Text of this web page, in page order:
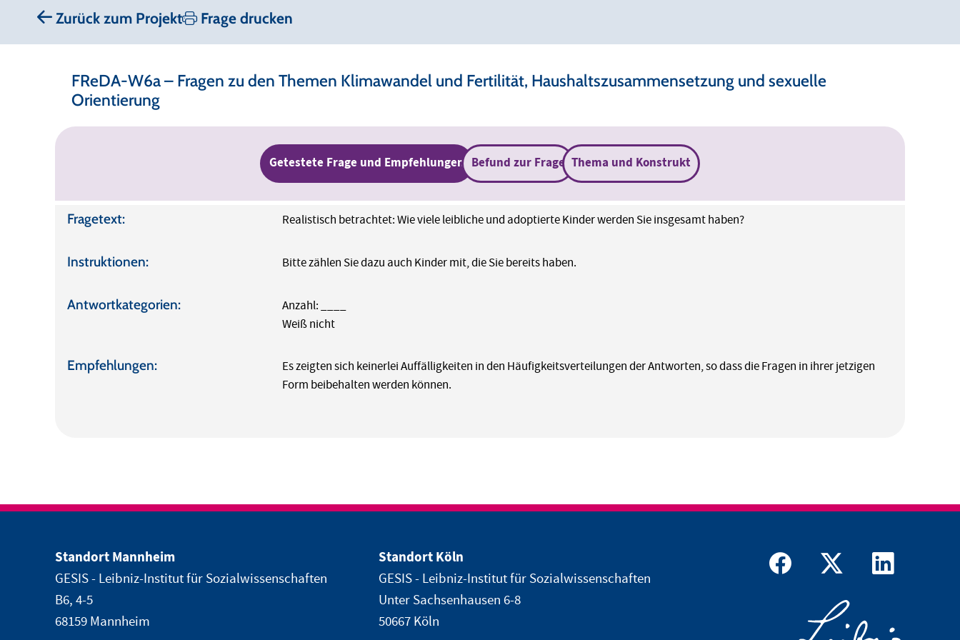
Zurück zum Projekt Frage drucken
FReDA-W6a – Fragen zu den Themen Klimawandel und Fertilität, Haushaltszusammensetzung und sexuelle
Orientierung
Getestete Frage und Empfehlungen Befund zur Frage Thema und Konstrukt
Fragetext: Realistisch betrachtet: Wie viele leibliche und adoptierte Kinder werden Sie insgesamt haben?
Instruktionen: Bitte zählen Sie dazu auch Kinder mit, die Sie bereits haben.
Antwortkategorien:
Anzahl: ____
Weiß nicht
Empfehlungen:
Es zeigten sich keinerlei Auffälligkeiten in den Häufigkeitsverteilungen der Antworten, so dass die Fragen in ihrer jetzigen
Form beibehalten werden können.
Standort Mannheim
GESIS - Leibniz-Institut für Sozialwissenschaften
B6, 4-5
68159 Mannheim
Standort Köln
GESIS - Leibniz-Institut für Sozialwissenschaften
Unter Sachsenhausen 6-8
50667 Köln